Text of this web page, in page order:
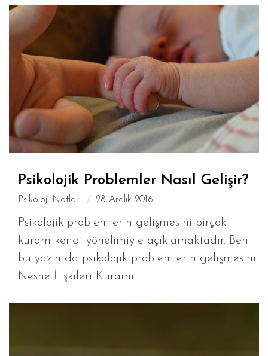
Psikolojik Problemler Nasıl Gelişir?
Psikoloji Notları 28 Aralık 2016
Psikolojik problemlerin gelişmesini birçok
kuram kendi yönelimiyle açıklamaktadır. Ben
bu yazımda psikolojik problemlerin gelişmesini
Nesne İlişkileri Kuramı...